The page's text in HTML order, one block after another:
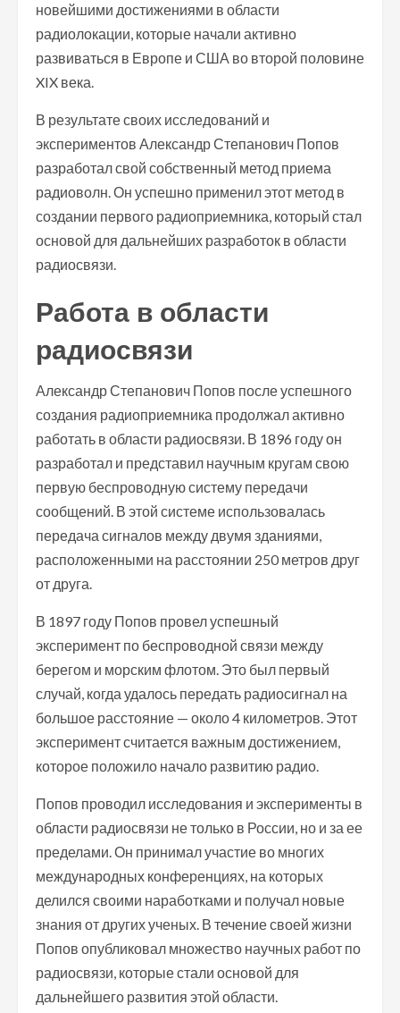
новейшими достижениями в области
радиолокации, которые начали активно
развиваться в Европе и США во второй половине
XIX века.
В результате своих исследований и
экспериментов Александр Степанович Попов
разработал свой собственный метод приема
радиоволн. Он успешно применил этот метод в
создании первого радиоприемника, который стал
основой для дальнейших разработок в области
радиосвязи.
Работа в области
радиосвязи
Александр Степанович Попов после успешного
создания радиоприемника продолжал активно
работать в области радиосвязи. В 1896 году он
разработал и представил научным кругам свою
первую беспроводную систему передачи
сообщений. В этой системе использовалась
передача сигналов между двумя зданиями,
расположенными на расстоянии 250 метров друг
от друга.
В 1897 году Попов провел успешный
эксперимент по беспроводной связи между
берегом и морским флотом. Это был первый
случай, когда удалось передать радиосигнал на
большое расстояние — около 4 километров. Этот
эксперимент считается важным достижением,
которое положило начало развитию радио.
Попов проводил исследования и эксперименты в
области радиосвязи не только в России, но и за ее
пределами. Он принимал участие во многих
международных конференциях, на которых
делился своими наработками и получал новые
знания от других ученых. В течение своей жизни
Попов опубликовал множество научных работ по
радиосвязи, которые стали основой для
дальнейшего развития этой области.